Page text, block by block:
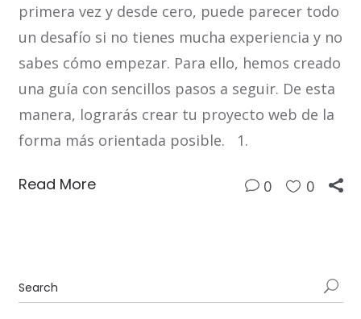
primera vez y desde cero, puede parecer todo
un desafío si no tienes mucha experiencia y no
sabes cómo empezar. Para ello, hemos creado
una guía con sencillos pasos a seguir. De esta
manera, lograrás crear tu proyecto web de la
forma más orientada posible. 1.
Read More 0 0